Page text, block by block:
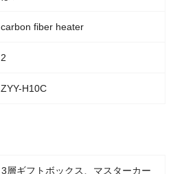
carbon fiber heater
2
ZYY-H10C
3層ギフトボックス、マスターカー